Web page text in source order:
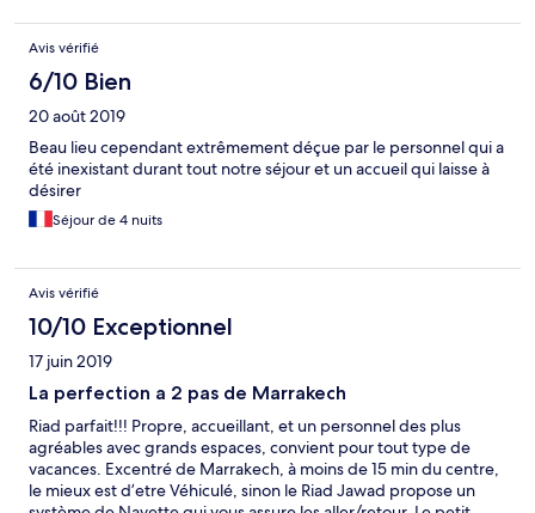
seul adulte à séjourner dans la chambre!). Bref, je suis déçu de
cette mentalité. N'y retournerai pas.
Avis vérifié
6/10 Bien
20 août 2019
Beau lieu cependant extrêmement déçue par le personnel qui a
été inexistant durant tout notre séjour et un accueil qui laisse à
désirer
Séjour de 4 nuits
Avis vérifié
10/10 Exceptionnel
17 juin 2019
La perfection a 2 pas de Marrakech
Riad parfait!!! Propre, accueillant, et un personnel des plus
agréables avec grands espaces, convient pour tout type de
vacances. Excentré de Marrakech, à moins de 15 min du centre,
le mieux est d’etre Véhiculé, sinon le Riad Jawad propose un